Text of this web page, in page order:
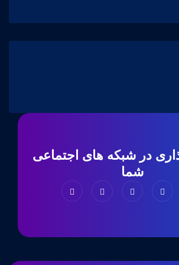
در شبکه های اجتماعی
شما